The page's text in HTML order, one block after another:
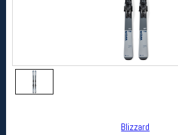
Blizzard